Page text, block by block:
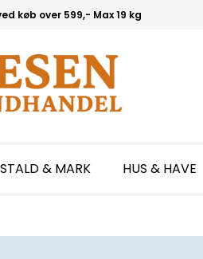
køb over 599,- Max 19 kg
STALD & MARK HUS & HAVE